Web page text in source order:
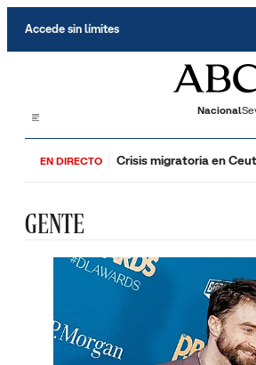
Accede sin límites
Nacional
EN DIRECTO Crisis migratoria en
GENTE